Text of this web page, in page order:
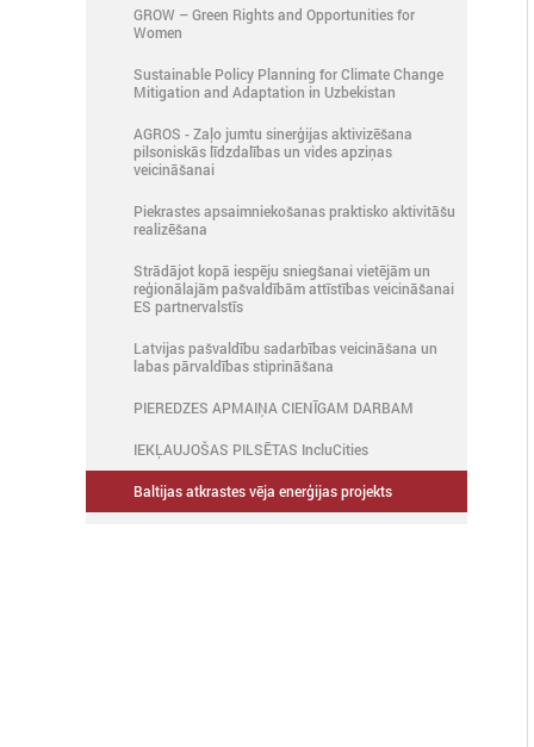
GROW – Green Rights and Opportunities for
Women
Sustainable Policy Planning for Climate Change
Mitigation and Adaptation in Uzbekistan
AGROS - Zaļo jumtu sinerģijas aktivizēšana
pilsoniskās līdzdalības un vides apziņas
veicināšanai
Piekrastes apsaimniekošanas praktisko aktivitāšu
realizēšana
Strādājot kopā iespēju sniegšanai vietējām un
reģionālajām pašvaldībām attīstības veicināšanai
ES partnervalstīs
Latvijas pašvaldību sadarbības veicināšana un
labas pārvaldības stiprināšana
PIEREDZES APMAIŅA CIENĪGAM DARBAM
IEKĻAUJOŠAS PILSĒTAS IncluCities
Baltijas atkrastes vēja enerģijas projekts